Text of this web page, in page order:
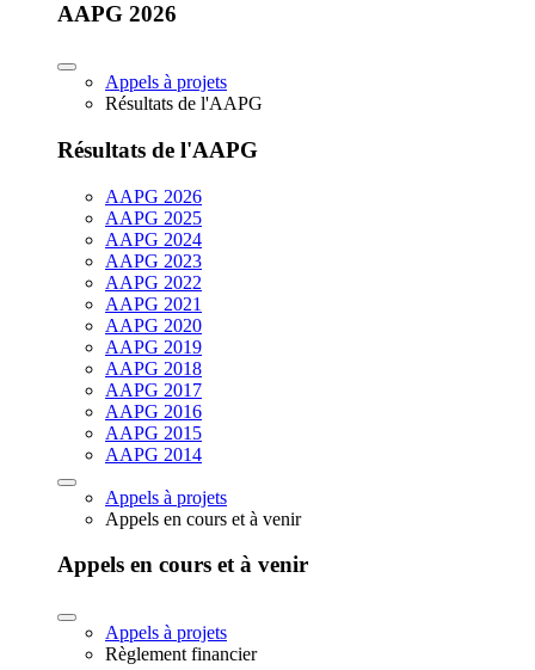
AAPG 2026
Appels à projets
Résultats de l'AAPG
Résultats de l'AAPG
AAPG 2026
AAPG 2025
AAPG 2024
AAPG 2023
AAPG 2022
AAPG 2021
AAPG 2020
AAPG 2019
AAPG 2018
AAPG 2017
AAPG 2016
AAPG 2015
AAPG 2014
Appels à projets
Appels en cours et à venir
Appels en cours et à venir
Appels à projets
Règlement financier